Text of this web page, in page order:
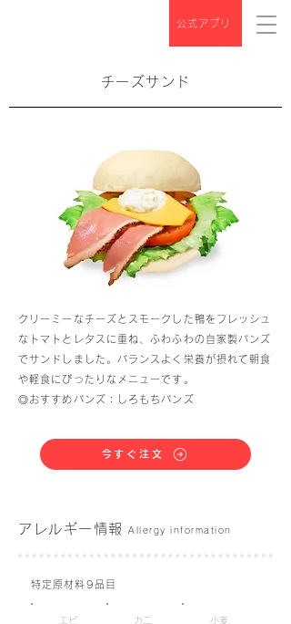
公式アプリ
チーズサンド
クリーミーなチーズとスモークした鴨をフレッシュ
なトマトとレタスに重ね、ふわふわの自家製バンズ
でサンドしました。バランスよく栄養が摂れて朝食
や軽食にぴったりなメニューです。
◎おすすめバンズ：しろもちバンズ
今すぐ注文
アレルギー情報 Allergy information
特定原材料9品目
カニ
小麦
エビ